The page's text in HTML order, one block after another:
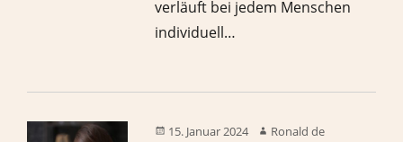
verläuft bei jedem Menschen
individuell…
15. Januar 2024
Ronald de